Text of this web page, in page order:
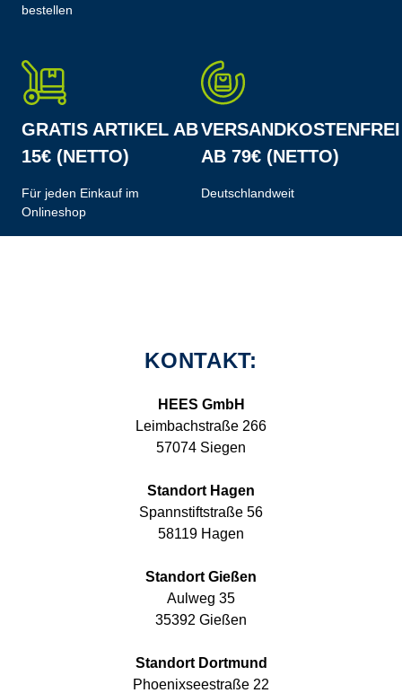
bestellen
GRATIS ARTIKEL AB
15€ (NETTO)
Für jeden Einkauf im
Onlineshop
VERSANDKOSTENFREI
AB 79€ (NETTO)
Deutschlandweit
KONTAKT:
HEES GmbH
Leimbachstraße 266
57074 Siegen
Standort Hagen
Spannstiftstraße 56
58119 Hagen
Standort Gießen
Aulweg 35
35392 Gießen
Standort Dortmund
Phoenixseestraße 22